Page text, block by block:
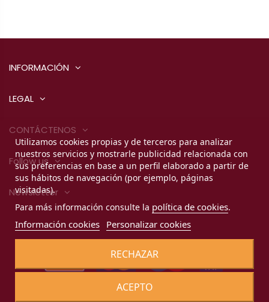
INFORMACIÓN
LEGAL
CONTÁCTENOS
Utilizamos cookies propias y de terceros para analizar
nuestros servicios y mostrarle publicidad relacionada con
sus preferencias en base a un perfil elaborado a partir de
sus hábitos de navegación (por ejemplo, páginas
visitadas).
Para más información consulte la política de cookies.
Información cookies Personalizar cookies
RECHAZAR
ACEPTO
Follow us
Newsletter
Todos los derechos reservados por Productosleoneses